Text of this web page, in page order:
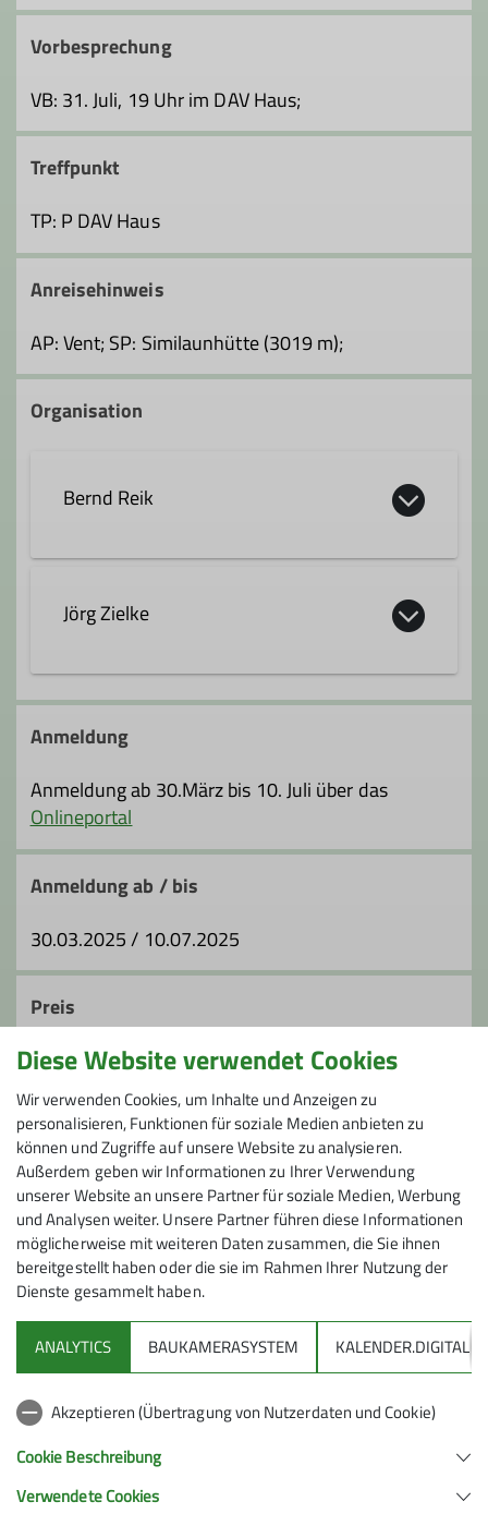
Vorbesprechung
VB: 31. Juli, 19 Uhr im DAV Haus;
Treffpunkt
TP: P DAV Haus
Anreisehinweis
AP: Vent; SP: Similaunhütte (3019 m);
Organisation
Bernd Reik
Qualifikationen
Trainer*in C Bergsteigen
Jörg Zielke
2.vorsitzender@dav-fn.de
Qualifikationen
2. Vorsitzende*r
Anmeldung
Anmeldung ab 30.März bis 10. Juli über das
Onlineportal
Anmeldung ab / bis
30.03.2025 / 10.07.2025
Preis
Kosten: BeaG: 5 €, OrgB: 22 €; Fahrt 140 € je PKW,
Parkgebühr
Maximale Teilnehmeranzahl
6
DAV Infos zu Bergsport allgemein
Deutscher Alpenverein (DAV) Friedrichshafen e.V.
Diese Website verwendet Cookies
Wir verwenden Cookies, um Inhalte und Anzeigen zu
personalisieren, Funktionen für soziale Medien anbieten zu
können und Zugriffe auf unsere Website zu analysieren.
Außerdem geben wir Informationen zu Ihrer Verwendung
unserer Website an unsere Partner für soziale Medien, Werbung
und Analysen weiter. Unsere Partner führen diese Informationen
möglicherweise mit weiteren Daten zusammen, die Sie ihnen
bereitgestellt haben oder die sie im Rahmen Ihrer Nutzung der
Dienste gesammelt haben.
ANALYTICS BAUKAMERASYSTEM KALENDER.DIGITAL
Akzeptieren (Übertragung von Nutzerdaten und Cookie)
Cookie Beschreibung
Verwendete Cookies